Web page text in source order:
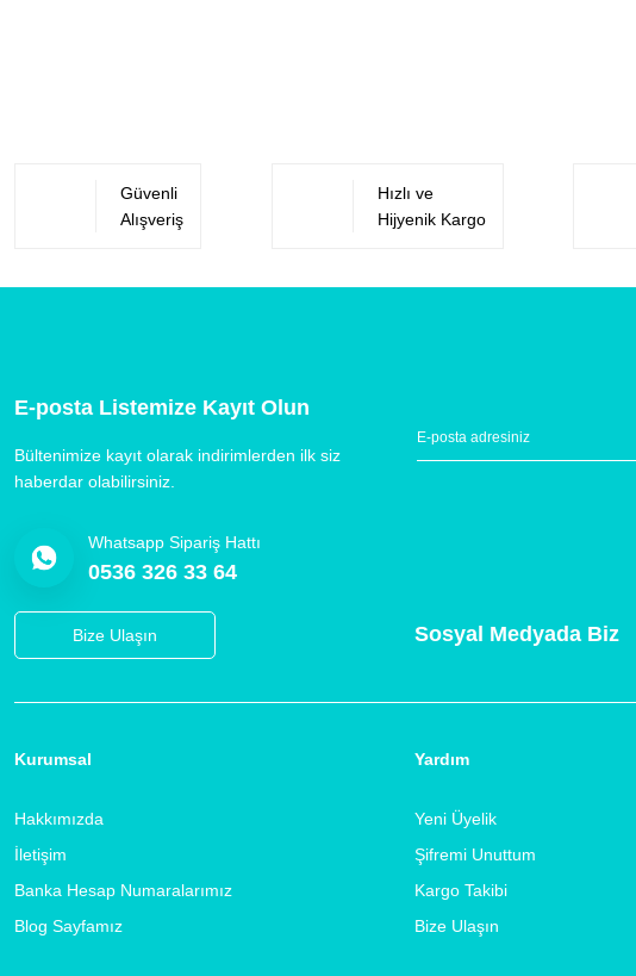
Güvenli
Alışveriş
Hızlı ve
Hijyenik Kargo
E-posta Listemize Kayıt Olun
Bültenimize kayıt olarak indirimlerden ilk siz
haberdar olabilirsiniz.
Whatsapp Sipariş Hattı
0536 326 33 64
Bize Ulaşın Sosyal Medyada Biz
Kurumsal
Hakkımızda
İletişim
Banka Hesap Numaralarımız
Blog Sayfamız
Yardım
Yeni Üyelik
Şifremi Unuttum
Kargo Takibi
Bize Ulaşın